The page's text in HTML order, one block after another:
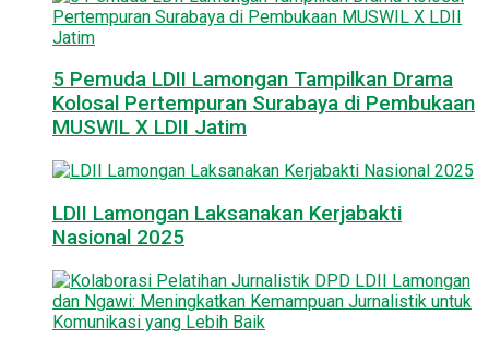
5 Pemuda LDII Lamongan Tampilkan Drama
Kolosal Pertempuran Surabaya di Pembukaan
MUSWIL X LDII Jatim
LDII Lamongan Laksanakan Kerjabakti
Nasional 2025